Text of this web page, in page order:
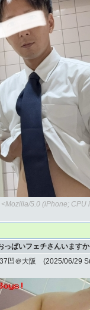
<Mozilla/5.0 (iPhone; CPU
ぱいフェチさんいますか
凹＠大阪 (2025/06/29